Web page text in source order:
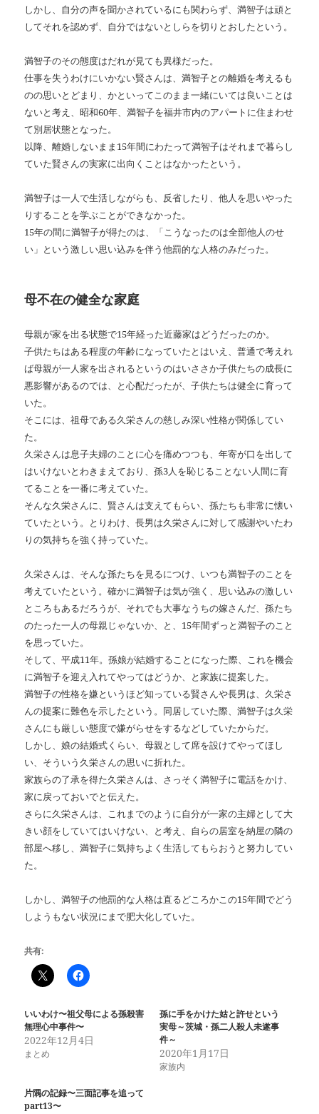
しかし、自分の声を聞かされているにも関わらず、満智子は頑と
してそれを認めず、自分ではないとしらを切りとおしたという。
満智子のその態度はだれが見ても異様だった。
仕事を失うわけにいかない賢さんは、満智子との離婚を考えるも
のの思いとどまり、かといってこのまま一緒にいては良いことは
ないと考え、昭和60年、満智子を福井市内のアパートに住まわせ
て別居状態となった。
以降、離婚しないまま15年間にわたって満智子はそれまで暮らし
ていた賢さんの実家に出向くことはなかったという。
満智子は一人で生活しながらも、反省したり、他人を思いやった
りすることを学ぶことができなかった。
15年の間に満智子が得たのは、「こうなったのは全部他人のせ
い」という激しい思い込みを伴う他罰的な人格のみだった。
母不在の健全な家庭
母親が家を出る状態で15年経った近藤家はどうだったのか。
子供たちはある程度の年齢になっていたとはいえ、普通で考えれ
ば母親が一人家を出されるというのはいささか子供たちの成長に
悪影響があるのでは、と心配だったが、子供たちは健全に育って
いた。
そこには、祖母である久栄さんの慈しみ深い性格が関係してい
た。
久栄さんは息子夫婦のことに心を痛めつつも、年寄が口を出して
はいけないとわきまえており、孫3人を恥じることない人間に育
てることを一番に考えていた。
そんな久栄さんに、賢さんは支えてもらい、孫たちも非常に懐い
ていたという。とりわけ、長男は久栄さんに対して感謝やいたわ
りの気持ちを強く持っていた。
久栄さんは、そんな孫たちを見るにつけ、いつも満智子のことを
考えていたという。確かに満智子は気が強く、思い込みの激しい
ところもあるだろうが、それでも大事なうちの嫁さんだ、孫たち
のたった一人の母親じゃないか、と、15年間ずっと満智子のこと
を思っていた。
そして、平成11年。孫娘が結婚することになった際、これを機会
に満智子を迎え入れてやってはどうか、と家族に提案した。
満智子の性格を嫌というほど知っている賢さんや長男は、久栄さ
んの提案に難色を示したという。同居していた際、満智子は久栄
さんにも厳しい態度で嫌がらせをするなどしていたからだ。
しかし、娘の結婚式くらい、母親として席を設けてやってほし
い、そういう久栄さんの思いに折れた。
家族らの了承を得た久栄さんは、さっそく満智子に電話をかけ、
家に戻っておいでと伝えた。
さらに久栄さんは、これまでのように自分が一家の主婦として大
きい顔をしていてはいけない、と考え、自らの居室を納屋の隣の
部屋へ移し、満智子に気持ちよく生活してもらおうと努力してい
た。
しかし、満智子の他罰的な人格は直るどころかこの15年間でどう
しようもない状況にまで肥大化していた。
共有:
いいわけ〜祖父母による孫殺害
無理心中事件〜
2022年12月4日
まとめ
孫に手をかけた姑と許せという
実母～茨城・孫二人殺人未遂事
件～
2020年1月17日
家族内
片隅の記録〜三面記事を追って
part13〜